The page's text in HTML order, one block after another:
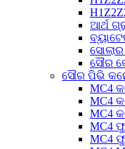
ଆର୍ଥ
ସୌର
ସୌର ପିଭି
MC4
MC4
MC4
MC4
MC4